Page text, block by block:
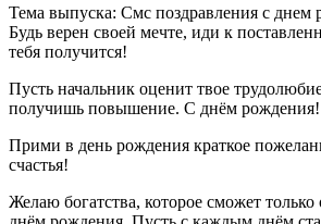
Тема выпуска: Смс поздравления с днем
Будь верен своей мечте, иди к
тебя получится!
Пусть начальник оценит твое
получишь повышение. С днём рождения!
Прими в день рождения краткое
счастья!
Желаю богатства, которое сможет только